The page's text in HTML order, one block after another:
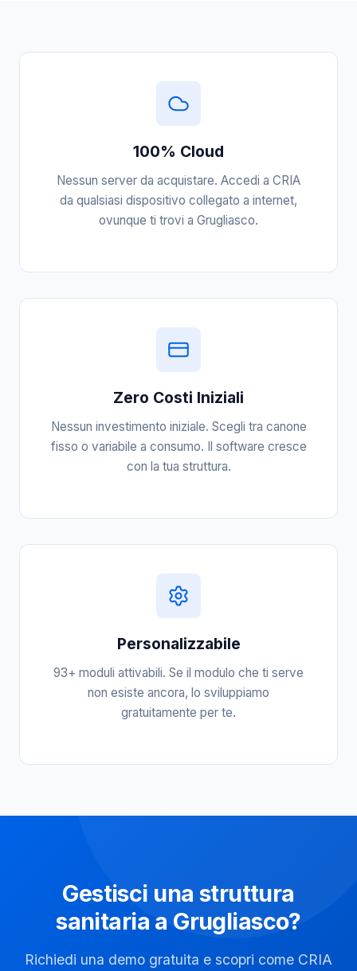
100% Cloud
Nessun server da acquistare. Accedi a CRIA
da qualsiasi dispositivo collegato a internet,
ovunque ti trovi a Grugliasco.
Zero Costi Iniziali
Nessun investimento iniziale. Scegli tra canone
fisso o variabile a consumo. Il software cresce
con la tua struttura.
Personalizzabile
93+ moduli attivabili. Se il modulo che ti serve
non esiste ancora, lo sviluppiamo
gratuitamente per te.
Gestisci una struttura
sanitaria a Grugliasco?
Richiedi una demo gratuita e scopri come CRIA